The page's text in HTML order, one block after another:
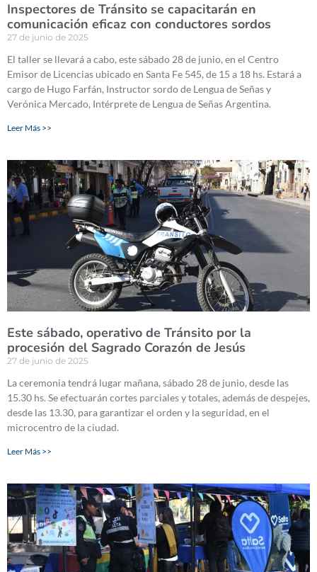
Inspectores de Tránsito se capacitarán en
comunicación eficaz con conductores sordos
27 de junio de 2025
El taller se llevará a cabo, este sábado 28 de junio, en el Centro
Emisor de Licencias ubicado en Santa Fe 545, de 15 a 18 hs. Estará a
cargo de Hugo Farfán, Instructor sordo de Lengua de Señas y
Verónica Mercado, Intérprete de Lengua de Señas Argentina.
Leer Más >>
Este sábado, operativo de Tránsito por la
procesión del Sagrado Corazón de Jesús
27 de junio de 2025
La ceremonia tendrá lugar mañana, sábado 28 de junio, desde las
15.30 hs. Se efectuarán cortes parciales y totales, además de despejes,
desde las 13.30, para garantizar el orden y la seguridad, en el
microcentro de la ciudad.
Leer Más >>